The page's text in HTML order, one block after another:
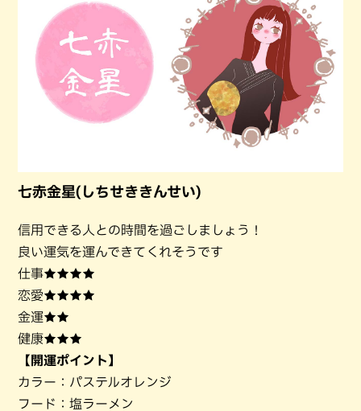
七赤金星(しちせききんせい)
信用できる人との時間を過ごしましょう！
良い運気を運んできてくれそうです
仕事★★★★
恋愛★★★★
金運★★
健康★★★
【開運ポイント】
カラー：パステルオレンジ
フード：塩ラーメン